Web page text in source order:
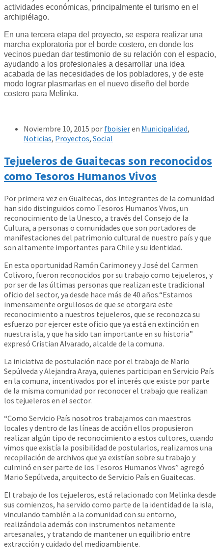
actividades económicas, principalmente el turismo en el
archipiélago.
En una tercera etapa del proyecto, se espera realizar una
marcha exploratoria por el borde costero, en donde los
vecinos puedan dar testimonio de su relación con el espacio,
ayudando a los profesionales a desarrollar una idea
acabada de las necesidades de los pobladores, y de este
modo lograr plasmarlas en el nuevo diseño del borde
costero para Melinka.
Noviembre 10, 2015 por fboisieren Municipalidad,
Noticias, Proyectos, Social
Tejueleros de Guaitecas son reconocidos
como Tesoros Humanos Vivos
Por primera vez en Guaitecas, dos integrantes de la comunidad
han sido distinguidos como Tesoros Humanos Vivos, un
reconocimiento de la Unesco, a través del Consejo de la
Cultura, a personas o comunidades que son portadores de
manifestaciones del patrimonio cultural de nuestro país y que
son altamente importantes para Chile y su identidad.
En esta oportunidad Ramón Carimoney y José del Carmen
Colivoro, fueron reconocidos por su trabajo como tejueleros, y
por ser de las últimas personas que realizan este tradicional
oficio del sector, ya desde hace más de 40 años.“Estamos
inmensamente orgullosos de que se otorgara este
reconocimiento a nuestros tejueleros, que se reconozca su
esfuerzo por ejercer este oficio que ya está en extinción en
nuestra isla, y que ha sido tan importante en su historia”
expresó Cristian Alvarado, alcalde de la comuna.
La iniciativa de postulación nace por el trabajo de Mario
Sepúlveda y Alejandra Araya, quienes participan en Servicio País
en la comuna, incentivados por el interés que existe por parte
de la misma comunidad por reconocer el trabajo que realizan
los tejueleros en el sector.
“Como Servicio País nosotros trabajamos con maestros
locales y dentro de las líneas de acción ellos propusieron
realizar algún tipo de reconocimiento a estos cultores, cuando
vimos que existía la posibilidad de postularlos, realizamos una
recopilación de archivos que ya existían sobre su trabajo y
culminó en ser parte de los Tesoros Humanos Vivos” agregó
Mario Sepúlveda, arquitecto de Servicio País en Guaitecas.
El trabajo de los tejueleros, está relacionado con Melinka desde
sus comienzos, ha servido como parte de la identidad de la isla,
vinculando también a la comunidad con su entorno,
realizándola además con instrumentos netamente
artesanales, y tratando de mantener un equilibrio entre
extracción y cuidado del medioambiente.